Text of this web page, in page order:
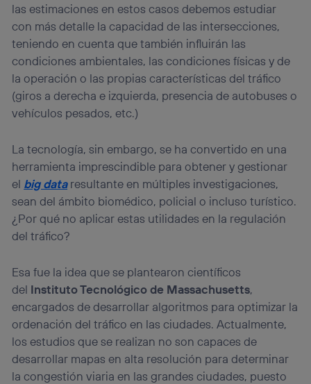
las estimaciones en estos casos debemos estudiar
con más detalle la capacidad de las intersecciones,
teniendo en cuenta que también influirán las
condiciones ambientales, las condiciones físicas y de
la operación o las propias características del tráfico
(giros a derecha e izquierda, presencia de autobuses o
vehículos pesados, etc.)
La tecnología, sin embargo, se ha convertido en una
herramienta imprescindible para obtener y gestionar
el big dataresultante en múltiples investigaciones,
sean del ámbito biomédico, policial o incluso turístico.
¿Por qué no aplicar estas utilidades en la regulación
del tráfico?
Esa fue la idea que se plantearon científicos
del Instituto Tecnológico de Massachusetts,
encargados de desarrollar algoritmos para optimizar la
ordenación del tráfico en las ciudades. Actualmente,
los estudios que se realizan no son capaces de
desarrollar mapas en alta resolución para determinar
la congestión viaria en las grandes ciudades, puesto